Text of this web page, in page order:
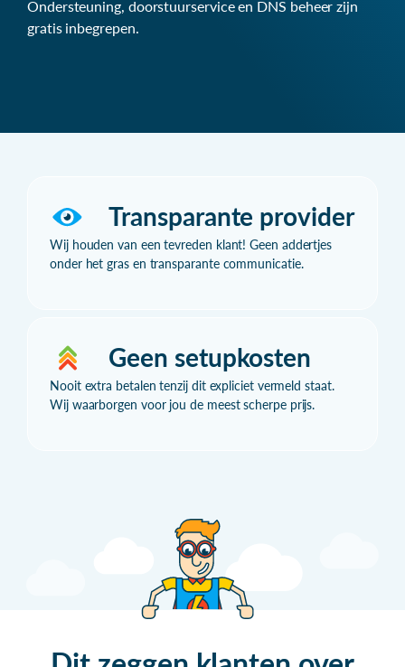
Ondersteuning, doorstuurservice en DNS beheer zijn
gratis inbegrepen.
Transparante provider
Wij houden van een tevreden klant! Geen addertjes
onder het gras en transparante communicatie.
Geen setupkosten
Nooit extra betalen tenzij dit expliciet vermeld staat.
Wij waarborgen voor jou de meest scherpe prijs.